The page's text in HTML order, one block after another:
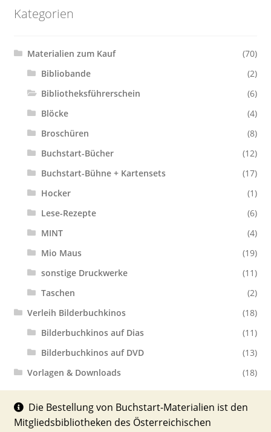
Die Bestellung von Buchstart-Materialien ist den
Mitgliedsbibliotheken des Österreichischen
Kategorien
Materialien zum Kauf
(70)
Bibliobande
(2)
Bibliotheksführerschein
(6)
Blöcke
(4)
Broschüren
(8)
Buchstart-Bücher
(12)
Buchstart-Bühne + Kartensets
(17)
Hocker
(1)
Lese-Rezepte
(6)
MINT
(4)
Mio Maus
(19)
sonstige Druckwerke
(11)
Taschen
(2)
Verleih Bilderbuchkinos
(18)
Bilderbuchkinos auf Dias
(11)
Bilderbuchkinos auf DVD
(13)
Vorlagen & Downloads
(18)